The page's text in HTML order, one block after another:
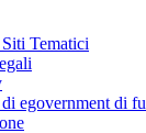
Tematici
egovernment di